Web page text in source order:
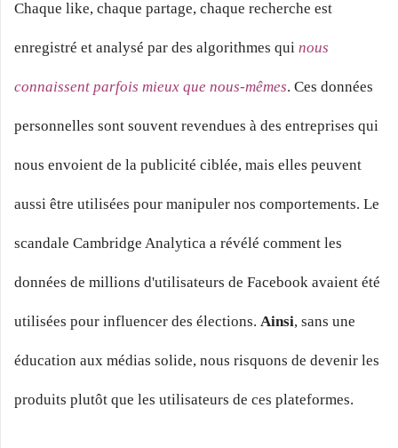
Chaque like, chaque partage, chaque recherche est
enregistré et analysé par des algorithmes qui nous
connaissent parfois mieux que nous-mêmes. Ces données
personnelles sont souvent revendues à des entreprises qui
nous envoient de la publicité ciblée, mais elles peuvent
aussi être utilisées pour manipuler nos comportements. Le
scandale Cambridge Analytica a révélé comment les
données de millions d'utilisateurs de Facebook avaient été
utilisées pour influencer des élections. Ainsi, sans une
éducation aux médias solide, nous risquons de devenir les
produits plutôt que les utilisateurs de ces plateformes.